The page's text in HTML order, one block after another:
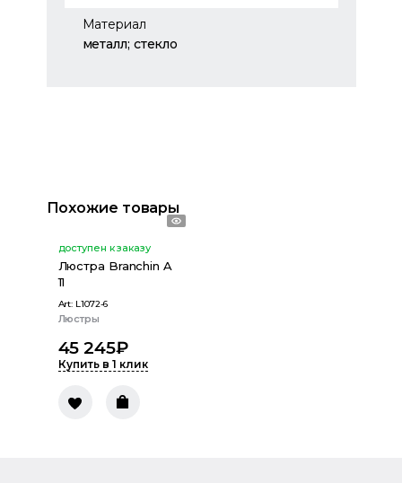
Материал
металл; стекло
Похожие товары
доступен к заказу
Люстра Branchin A
11
Art: L1072-6
Люстры
45 245₽
Купить в 1 клик